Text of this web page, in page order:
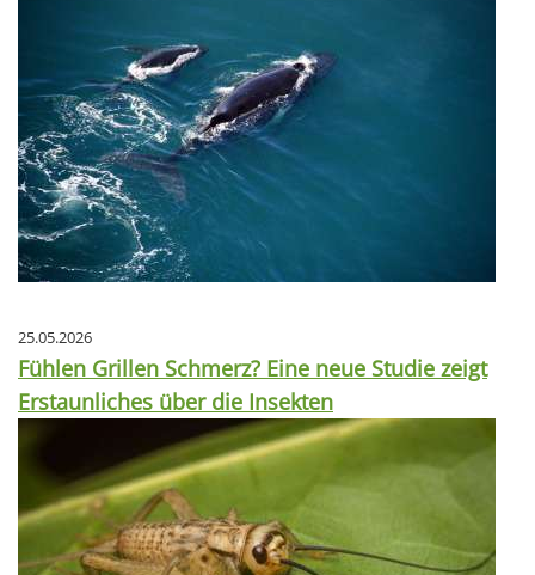
25.05.2026
Fühlen Grillen Schmerz? Eine neue Studie zeigt
Erstaunliches über die Insekten